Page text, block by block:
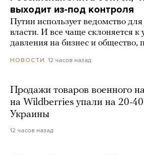
выходит из-под контроля
Путин использует ведомство
власти. И все чаще склоняется к
давления на бизнес и общество,
НОВОСТИ 12 часов назад
Продажи товаров военного
на Wildberries упали на 20-
Украины
12 часов назад